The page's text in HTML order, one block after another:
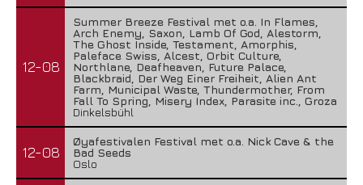
12-08
Summer Breeze Festival met o.a. In Flames,
Arch Enemy, Saxon, Lamb Of God, Alestorm,
The Ghost Inside, Testament, Amorphis,
Paleface Swiss, Alcest, Orbit Culture,
Northlane, Deafheaven, Future Palace,
Blackbraid, Der Weg Einer Freiheit, Alien Ant
Farm, Municipal Waste, Thundermother, From
Fall To Spring, Misery Index, Parasite inc., Groza
Dinkelsbühl
12-08
Øyafestivalen Festival met o.a. Nick Cave & the
Bad Seeds
Oslo